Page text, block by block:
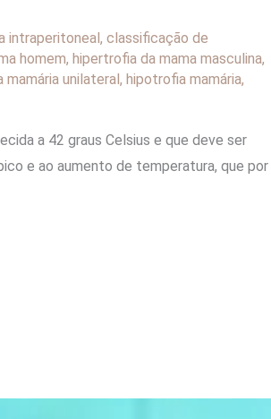
intraperitoneal , classificação de
homem, hipertrofia da mama masculina,
mamária unilateral , hipotrofia mamária,
a 42 graus Celsius e que deve ser
e ao aumento de temperatura, que por